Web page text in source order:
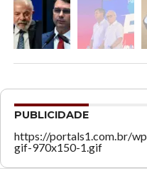
PUBLICIDADE
https://portals1.com.br/
gif-970x150-1.gif